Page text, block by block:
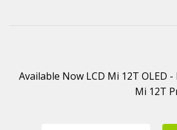
Available Now LCD Mi 12T OLED
Mi 12T